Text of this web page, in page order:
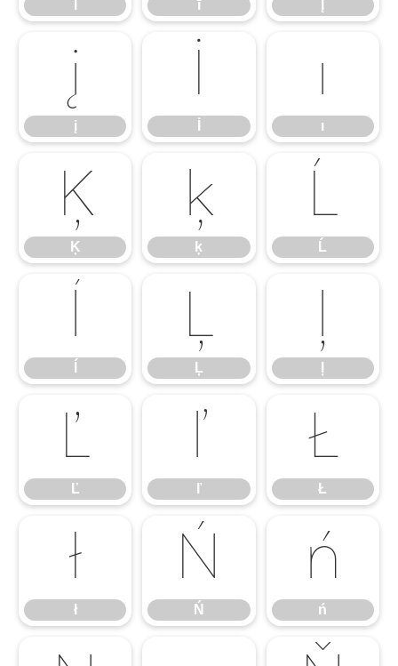
ī
į
į
İ ı
ı
Ķ
Ķ
ķ
ķ
Ĺ
Ĺ
ĺ Ļ
Ļ
ļ
Ľ
Ľ
ľ
ľ
Ł
Ł
ł
ł
Ń
Ń
ń
ń